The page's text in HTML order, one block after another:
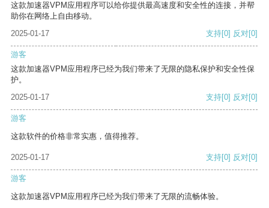
这款加速器VPM应用程序可以给你提供最高速度和安全性的连接，并帮
助你在网络上自由移动。
2025-01-17
支持[0] 反对[0]
游客
这款加速器VPM应用程序已经为我们带来了无限的隐私保护和安全性保
护。
2025-01-17
支持[0] 反对[0]
游客
这款软件的价格非常实惠，值得推荐。
2025-01-17 支持[0] 反对[0]
游客
这款加速器VPM应用程序已经为我们带来了无限的流畅体验。